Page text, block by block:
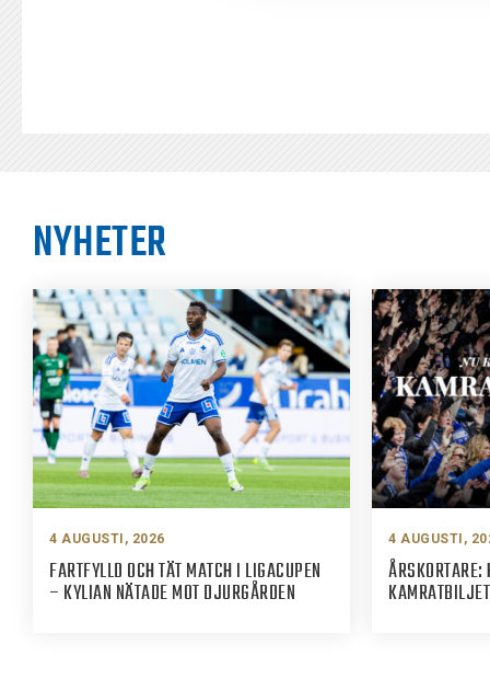
NYHETER
4 AUGUSTI, 2026
FARTFYLLD OCH TÄT MATCH I LIGACUPEN
– KYLIAN NÄTADE MOT DJURGÅRDEN
4 AUGUSTI,